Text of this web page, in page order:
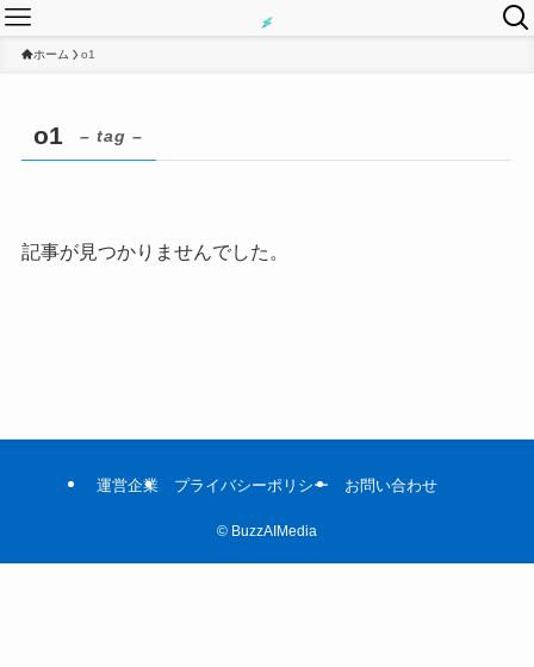
ホーム o1
o1 – tag –
記事が見つかりませんでした。
運営企業 プライバシーポリシー お問い合わせ
© BuzzAIMedia